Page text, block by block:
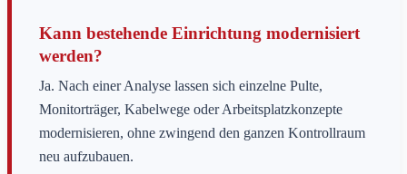
Kann bestehende Einrichtung modernisiert
werden?
Ja. Nach einer Analyse lassen sich einzelne Pulte,
Monitorträger, Kabelwege oder Arbeitsplatzkonzepte
modernisieren, ohne zwingend den ganzen Kontrollraum
neu aufzubauen.